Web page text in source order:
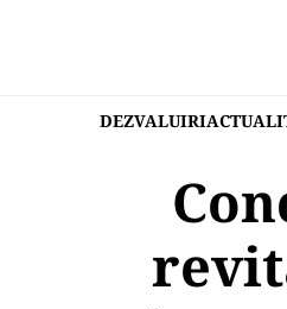
DEZVALUIRI